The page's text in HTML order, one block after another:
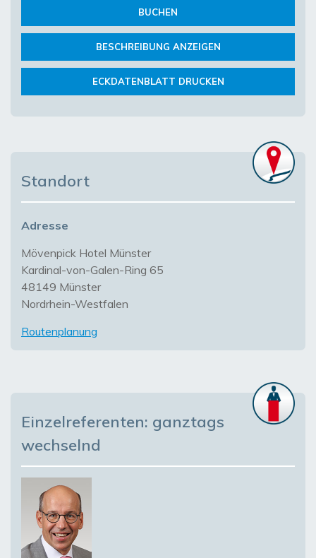
BUCHEN
BESCHREIBUNG ANZEIGEN
ECKDATENBLATT DRUCKEN
Standort
Adresse
Mövenpick Hotel Münster
Kardinal-von-Galen-Ring 65
48149 Münster
Nordrhein-Westfalen
Routenplanung
Einzelreferenten: ganztags
wechselnd